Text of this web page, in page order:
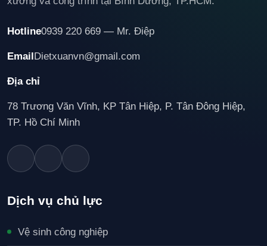
Hotline0939 220 669 — Mr. Điệp
Email Dietxuanvn@gmail.com
Địa chỉ
78 Trương Văn Vĩnh, KP Tân Hiệp, P. Tân Đông Hiệp,
TP. Hồ Chí Minh
Dịch vụ chủ lực
Vệ sinh công nghiệp